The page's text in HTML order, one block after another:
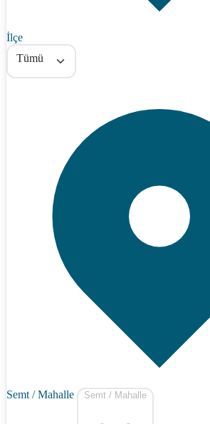
İlçe
Tümü
Semt / Mahalle Semt / Mahalle